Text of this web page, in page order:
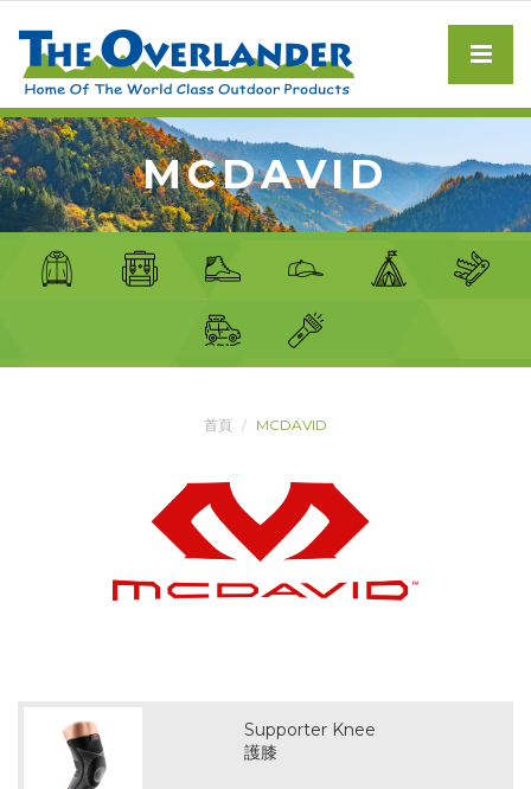
MCDAVID
首頁 MCDAVID
Supporter Knee
護膝